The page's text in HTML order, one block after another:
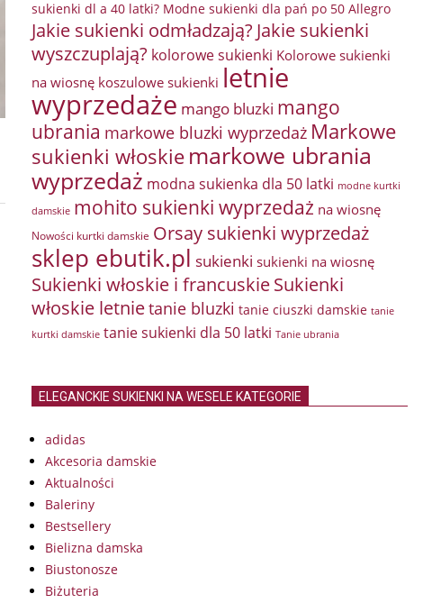
sukienki dl a 40 latki? Modne sukienki dla pań po 50 Allegro
Jakie sukienki odmładzają? Jakie sukienki
wyszczuplają? kolorowe sukienki Kolorowe sukienki
na wiosnę koszulowe sukienki letnie
wyprzedaże mango bluzki mango
ubrania markowe bluzki wyprzedaż Markowe
sukienki włoskie markowe ubrania
wyprzedaż modna sukienka dla 50 latki modne kurtki
damskie mohito sukienki wyprzedaż na wiosnę
Nowości kurtki damskie Orsay sukienki wyprzedaż
sklep ebutik.pl sukienki sukienki na wiosnę
Sukienki włoskie i francuskieSukienki
włoskie letnietanie bluzki tanie ciuszki damskie tanie
kurtki damskie tanie sukienki dla 50 latki Tanie ubrania
ELEGANCKIE SUKIENKI NA WESELE KATEGORIE
adidas
Akcesoria damskie
Aktualności
Baleriny
Bestsellery
Bielizna damska
Biustonosze
Biżuteria